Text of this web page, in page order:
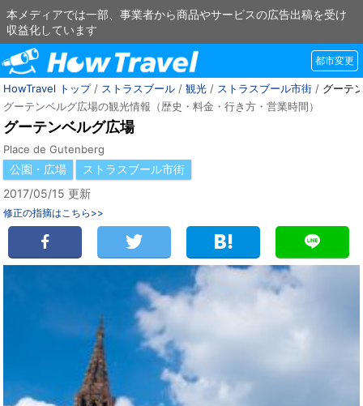
本メディアでは一部、事業者から商品やサービスの広告出稿を受け
収益化しています
都市変更
HowTravel トップ/ ストラスブール / 観光 / ストラスブール市街 / グーテ
グーテンベルグ広場の観光情報（歴史・料金・行き方・営業時間）
グーテンベルグ広場
Place de Gutenberg
公園・広場
ストラスブール市街
2017/05/15 更新
修正の指摘はこちら>>